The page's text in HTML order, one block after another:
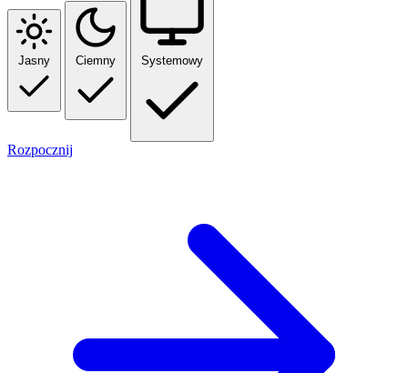
Jasny Ciemny Systemowy
Rozpocznij